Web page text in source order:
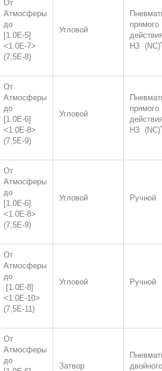
От
Атмосферы
до
[1.0E-5]
<1.0E-7>
(7,5E-8)
Угловой
прямого
HЗ (NC)
От
Атмосферы
до
[1.0E-6]
<1.0E-8>
(7,5E-9)
Угловой
прямого
HЗ (NC)
От
Атмосферы
до
[1.0E-6]
<1.0E-8>
(7,5E-9)
Угловой Ручной
От
Атмосферы
до
[1.0E-8]
<1.0E-10>
(7,5E-11)
Угловой Ручной
От
Атмосферы
до
Затвор
двойного